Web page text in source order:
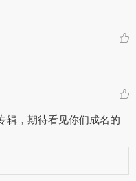
辑，期待看见你们成名的